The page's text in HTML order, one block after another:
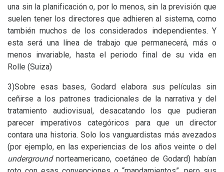
una sin la planificación o, por lo menos, sin la previsión que
suelen tener los directores que adhieren al sistema, como
también muchos de los considerados independientes. Y
esta será una línea de trabajo que permanecerá, más o
menos invariable, hasta el periodo final de su vida en
Rolle (Suiza)
3)Sobre esas bases, Godard elabora sus películas sin
ceñirse a los patrones tradicionales de la narrativa y del
tratamiento audiovisual, desacatando los que pudieran
parecer imperativos categóricos para que un director
contara una historia. Solo los vanguardistas más avezados
(por ejemplo, en las experiencias de los años veinte o del
underground norteamericano, coetáneo de Godard) habían